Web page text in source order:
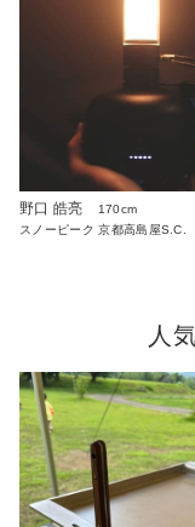
野口 皓亮
170cm
スノーピーク 京都高島屋S.C.
人